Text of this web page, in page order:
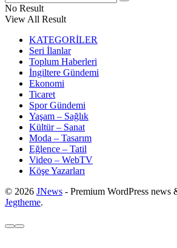
No Result
View All Result
KATEGORİLER
Seri İlanlar
Toplum Haberleri
İngiltere Gündemi
Ekonomi
Ticaret
Spor Gündemi
Yaşam – Sağlık
Kültür – Sanat
Moda – Tasarım
Eğlence – Tatil
Video – WebTV
Köşe Yazarları
© 2026 JNews - Premium WordPress news
Jegtheme.